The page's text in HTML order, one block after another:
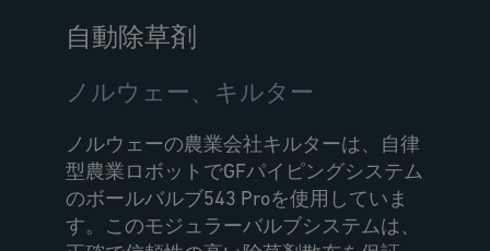
自動除草剤
ノルウェー、キルター
ノルウェーの農業会社キルターは、自律
型農業ロボットでGFパイピングシステム
のボールバルブ543 Proを使用していま
す。このモジュラーバルブシステムは、